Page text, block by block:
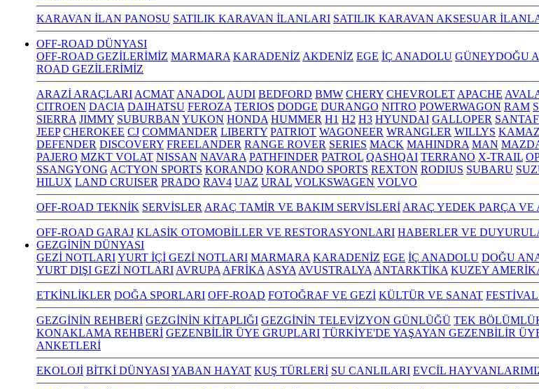
KARAVAN İLAN PANOSU SATILIK KARAVAN İLANLARI SATILIK KARAVAN AKSESUAR
OFF-ROAD DÜNYASI
OFF-ROAD GEZİLERİMİZ MARMARA KARADENİZ AKDENİZ EGE İÇ ANADOLU GÜNEYDOĞU
ROAD GEZİLERİMİZ
ARAZİ ARAÇLARI ACMAT ANADOL AUDI BEDFORD BMW CHERY CHEVROLET APACHE
CITROEN DACIA DAIHATSU FEROZA TERIOS DODGE DURANGO NITRO POWERWAGON RAM
SIERRA JIMMY SUBURBAN YUKON HONDA HUMMER H1 H2 H3 HYUNDAI GALLOPER
JEEP CHEROKEE CJ COMMANDER LIBERTY PATRIOT WAGONEER WRANGLER WILLYS KAMAZ
DEFENDER DISCOVERY FREELANDER RANGE ROVER SERIES MACK MAHINDRA MAN
PAJERO MZKT VOLAT NISSAN NAVARA PATHFINDER PATROL QASHQAI TERRANO X-TRAIL
SSANGYONG ACTYON SPORTS KORANDO KORANDO SPORTS REXTON RODIUS SUBARU
HILUX LAND CRUISER PRADO RAV4 UAZ URAL VOLKSWAGEN VOLVO
OFF-ROAD TEKNİK SERVİSLER ARAÇ TAMİR VE BAKIM SERVİSLERİ ARAÇ YEDEK PARÇA
OFF-ROAD GARAJ KLASİK OTOMOBİLLER VE RESTORASYONLARI HABERLER VE
GEZGİNİN DÜNYASI
GEZİ NOTLARIYURT İÇİ GEZİ NOTLARI MARMARA KARADENİZ EGE İÇ ANADOLU DOĞU
YURT DIŞI GEZİ NOTLARI AVRUPA AFRİKA ASYA AVUSTRALYA ANTARKTİKA KUZEY
ETKİNLİKLER DOĞA SPORLARI OFF-ROAD FOTOĞRAF VE GEZİ KÜLTÜR VE SANAT
GEZGİNİN REHBERİ GEZGİNİN KİTAPLIĞI GEZGİNİN TELEVİZYON GÜNLÜĞÜ TEK
KONAKLAMA REHBERİ GEZENBİLİR ÜYE GRUPLARI TÜRKİYE'DE YAŞAYAN GEZENBİLİR
ANKETLERİ
EKOLOJİ BİTKİ DÜNYASIYABAN HAYAT KUŞ TÜRLERİ SU CANLILARI EVCİL